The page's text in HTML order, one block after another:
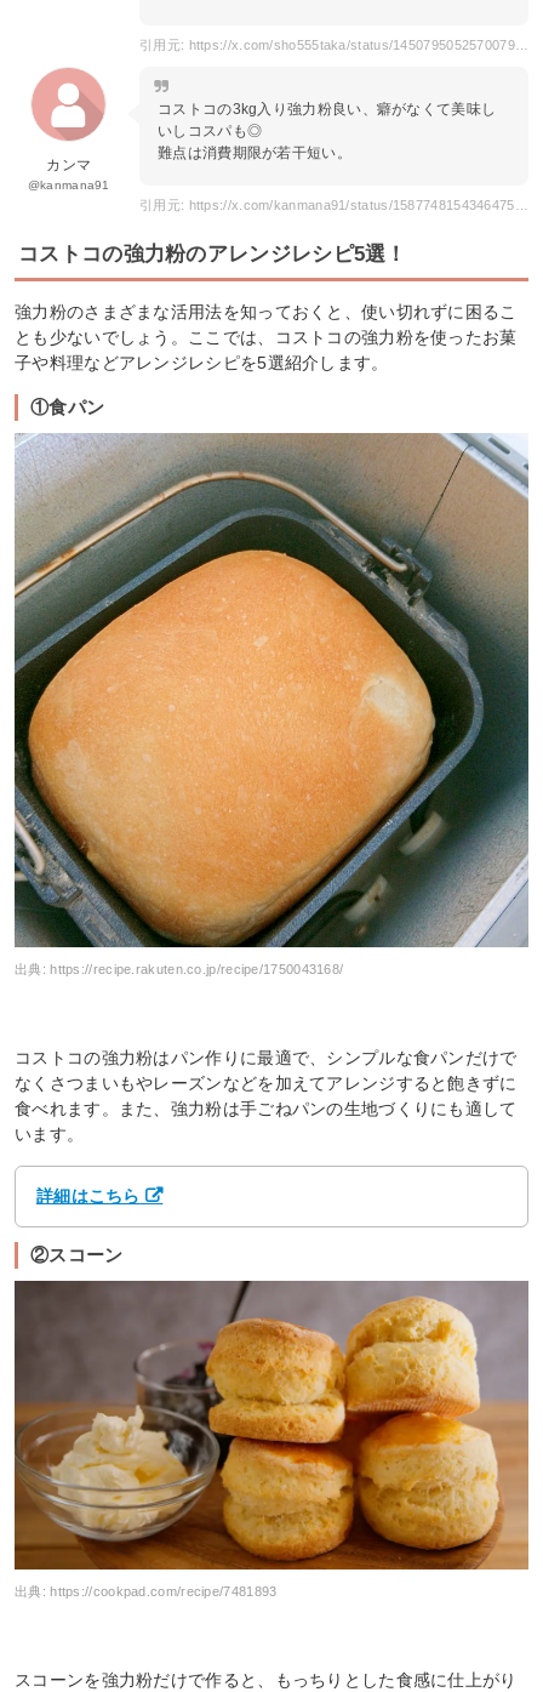
引用元: https://x.com/sho555taka/status/1450795052570079232
カンマ
@kanmana91
コストコの3kg入り強力粉良い、癖がなくて美味し
いしコスパも◎
難点は消費期限が若干短い。
コストコの強力粉のアレンジレシピ5選！
強力粉のさまざまな活用法を知っておくと、使い切れずに困るこ
とも少ないでしょう。ここでは、コストコの強力粉を使ったお菓
子や料理などアレンジレシピを5選紹介します。
①食パン
出典:https://recipe.rakuten.co.jp/recipe/1750043168/
コストコの強力粉はパン作りに最適で、シンプルな食パンだけで
なくさつまいもやレーズンなどを加えてアレンジすると飽きずに
食べれます。また、強力粉は手ごねパンの生地づくりにも適して
います。
詳細はこちら
②スコーン
出典:https://cookpad.com/recipe/7481893
スコーンを強力粉だけで作ると、もっちりとした食感に仕上がり